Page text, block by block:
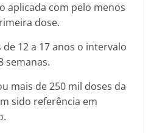
aplicada com pelo menos
dose.
12 a 17 anos o intervalo
semanas.
mais de 250 mil doses da
sido referência em